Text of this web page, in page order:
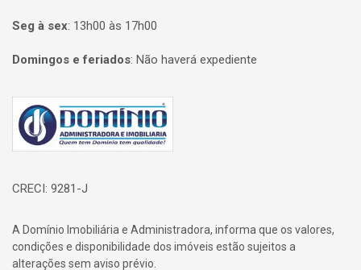
Seg à sex: 13h00 às 17h00
Domingos e feriados: Não haverá expediente
Página inicial
CRECI: 9281-J
A Domínio Imobiliária e Administradora, informa que os valores,
condições e disponibilidade dos imóveis estão sujeitos a
alterações sem aviso prévio.